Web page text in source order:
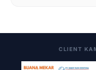
CLIENT